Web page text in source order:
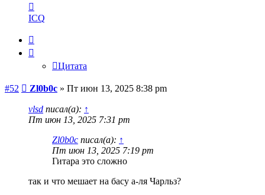
информация
пользователя
ICQ
Цитата
#52 Сообщение
Zl0b0c » Пт июн 13, 2025 8:38 pm
vlsd писал(а): ↑
Пт июн 13, 2025 7:31 pm
Zl0b0c писал(а): ↑
Пт июн 13, 2025 7:19 pm
Гитара это сложно
так и что мешает на басу а-ля Чарльз?